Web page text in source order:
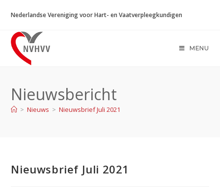
naar
inhoud
Nederlandse Vereniging voor Hart- en Vaatverpleegkundigen
MENU
Nieuwsbericht
> Nieuws > Nieuwsbrief Juli 2021
Nieuwsbrief Juli 2021